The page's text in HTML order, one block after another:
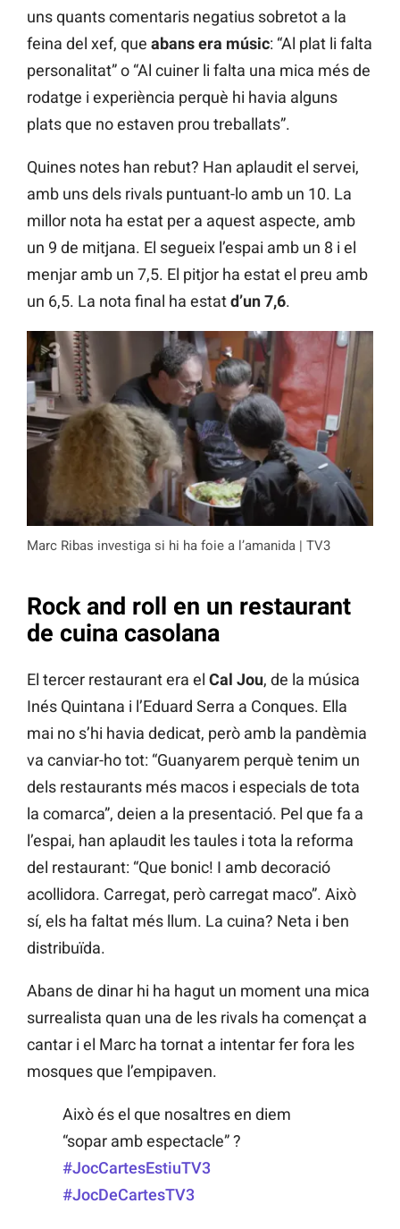
uns quants comentaris negatius sobretot a la
feina del xef, que abans era músic: “Al plat li falta
personalitat” o “Al cuiner li falta una mica més de
rodatge i experiència perquè hi havia alguns
plats que no estaven prou treballats”.
Quines notes han rebut? Han aplaudit el servei,
amb uns dels rivals puntuant-lo amb un 10. La
millor nota ha estat per a aquest aspecte, amb
un 9 de mitjana. El segueix l’espai amb un 8 i el
menjar amb un 7,5. El pitjor ha estat el preu amb
un 6,5. La nota final ha estatd’un 7,6.
Marc Ribas investiga si hi ha foie a l’amanida | TV3
Rock and roll en un restaurant
de cuina casolana
El tercer restaurant era el Cal Jou, de la música
Inés Quintana i l’Eduard Serra a Conques. Ella
mai no s’hi havia dedicat, però amb la pandèmia
va canviar-ho tot: “Guanyarem perquè tenim un
dels restaurants més macos i especials de tota
la comarca”, deien a la presentació. Pel que fa a
l’espai, han aplaudit les taules i tota la reforma
del restaurant: “Que bonic! I amb decoració
acollidora. Carregat, però carregat maco”. Això
sí, els ha faltat més llum. La cuina? Neta i ben
distribuïda.
Abans de dinar hi ha hagut un moment una mica
surrealista quan una de les rivals ha començat a
cantar i el Marc ha tornat a intentar fer fora les
mosques que l’empipaven.
Això és el que nosaltres en diem
“sopar amb espectacle” ?
#JocCartesEstiuTV3
#JocDeCartesTV3